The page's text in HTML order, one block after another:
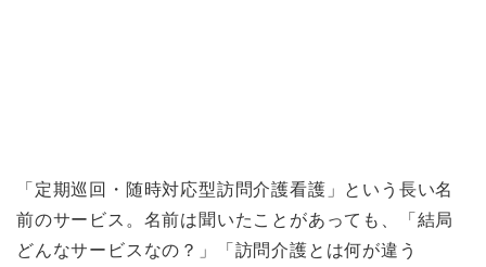
「定期巡回・随時対応型訪問介護看護」という長い名
前のサービス。名前は聞いたことがあっても、「結局
どんなサービスなの？」「訪問介護とは何が違う